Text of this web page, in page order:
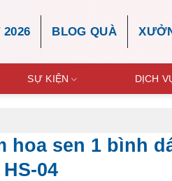
2026 BLOG QUÀ
SỰ KIỆN DỊCH
hoa sen 1 bình
04